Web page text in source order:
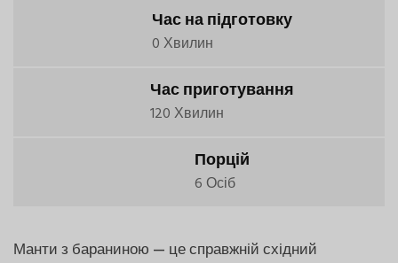
Час на підготовку
0 Хвилин
Час приготування
120 Хвилин
Порцій
6 Осіб
Манти з бараниною — це справжній східний